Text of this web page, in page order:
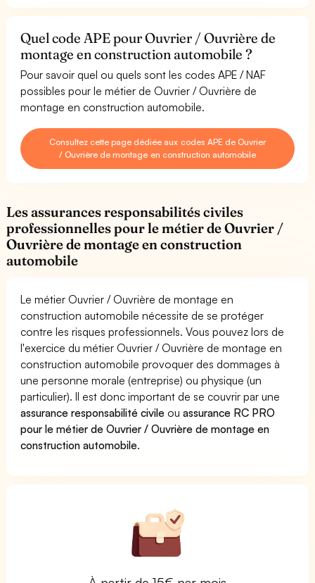
Quel code APE pour Ouvrier / Ouvrière de
montage en construction automobile ?
Pour savoir quel ou quels sont les codes APE / NAF
possibles pour le métier de Ouvrier / Ouvrière de
montage en construction automobile.
Consultez cette page dédiée aux codes APE de Ouvrier
/ Ouvrière de montage en construction automobile
Les assurances responsabilités civiles
professionnelles pour le métier de Ouvrier /
Ouvrière de montage en construction
automobile
Le métier Ouvrier / Ouvrière de montage en
construction automobile nécessite de se protéger
contre les risques professionnels. Vous pouvez lors de
l'exercice du métier Ouvrier / Ouvrière de montage en
construction automobile provoquer des dommages à
une personne morale (entreprise) ou physique (un
particulier). Il est donc important de se couvrir par une
assurance responsabilité civile ouassurance RC PRO
pour le métier de Ouvrier / Ouvrière de montage en
construction automobile.